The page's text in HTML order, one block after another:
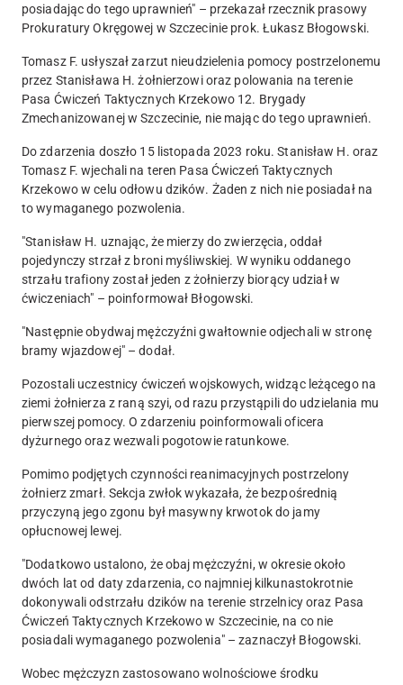
posiadając do tego uprawnień" – przekazał rzecznik prasowy
Prokuratury Okręgowej w Szczecinie prok. Łukasz Błogowski.
Tomasz F. usłyszał zarzut nieudzielenia pomocy postrzelonemu
przez Stanisława H. żołnierzowi oraz polowania na terenie
Pasa Ćwiczeń Taktycznych Krzekowo 12. Brygady
Zmechanizowanej w Szczecinie, nie mając do tego uprawnień.
Do zdarzenia doszło 15 listopada 2023 roku. Stanisław H. oraz
Tomasz F.wjechali na teren Pasa Ćwiczeń Taktycznych
Krzekowo w celu odłowu dzików. Żaden z nich nie posiadał na
to wymaganego pozwolenia.
"Stanisław H. uznając, że mierzy do zwierzęcia, oddał
pojedynczy strzał z broni myśliwskiej. W wyniku oddanego
strzału trafiony został jeden z żołnierzy biorący udział w
ćwiczeniach" – poinformował Błogowski.
"Następnie obydwaj mężczyźni gwałtownie odjechali w stronę
bramy wjazdowej" – dodał.
Pozostali uczestnicy ćwiczeń wojskowych, widząc leżącego na
ziemi żołnierza z raną szyi, od razu przystąpili do udzielania mu
pierwszej pomocy. O zdarzeniu poinformowali oficera
dyżurnego oraz wezwali pogotowie ratunkowe.
Pomimo podjętych czynności reanimacyjnych postrzelony
żołnierz zmarł. Sekcja zwłok wykazała, że bezpośrednią
przyczyną jego zgonu był masywny krwotok do jamy
opłucnowej lewej.
"Dodatkowo ustalono, żeobaj mężczyźni, w okresie około
dwóch lat od daty zdarzenia, co najmniej kilkunastokrotnie
dokonywali odstrzału dzików na terenie strzelnicyoraz Pasa
Ćwiczeń Taktycznych Krzekowo w Szczecinie, na co nie
posiadali wymaganego pozwolenia" – zaznaczył Błogowski.
Wobec mężczyzn zastosowano wolnościowe środku